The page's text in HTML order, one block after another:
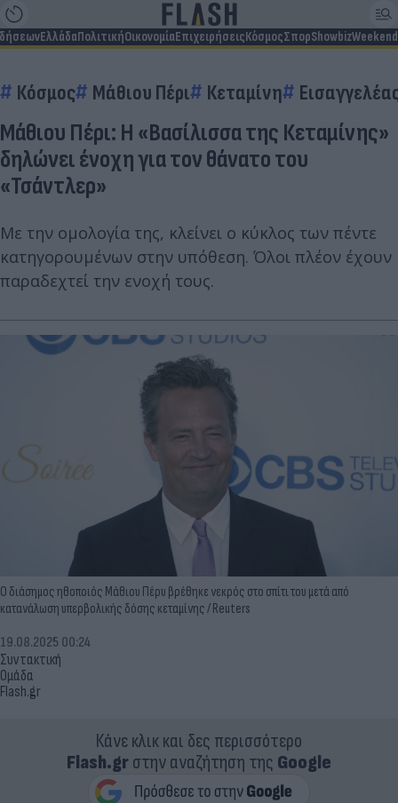
ΕλλάδαΠολιτικήΟικονομίαΕπιχειρήσειςΚόσμοςΣπορShowbizWeekend
Κόσμος Μάθιου Πέρι Κεταμίνη
Μάθιου Πέρι: Η «Βασίλισσα της Κεταμίνης»
δηλώνει ένοχη για τον θάνατο του
«Τσάντλερ»
Με την ομολογία της, κλείνει ο κύκλος των πέντε
κατηγορουμένων στην υπόθεση. Όλοι πλέον έχουν
παραδεχτεί την ενοχή τους.
Ο διάσημος ηθοποιός Μάθιου Πέρυ βρέθηκε νεκρός στο σπίτι του μετά από
κατανάλωση υπερβολικής δόσης κεταμίνης / Reuters
Συντακτική
Ομάδα
Flash.gr
19.08.2025 00:24
Κάνε κλικ και δες περισσότερο
Flash.grστην αναζήτηση της Google